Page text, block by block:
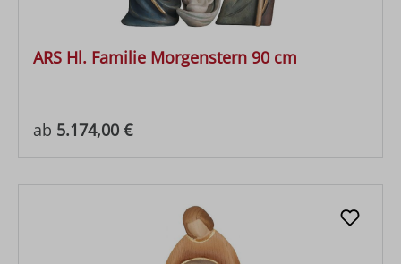
ARS Hl. Familie Morgenstern 90 cm
Regulärer Preis:
ab 5.174,00 €